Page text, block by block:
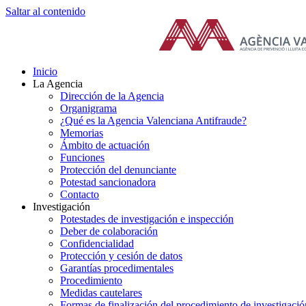
Saltar al contenido
Inicio
La Agencia
Dirección de la Agencia
Organigrama
¿Qué es la Agencia Valenciana Antifraude?
Memorias
Ámbito de actuación
Funciones
Protección del denunciante
Potestad sancionadora
Contacto
Investigación
Potestades de investigación e inspección
Deber de colaboración
Confidencialidad
Protección y cesión de datos
Garantías procedimentales
Procedimiento
Medidas cautelares